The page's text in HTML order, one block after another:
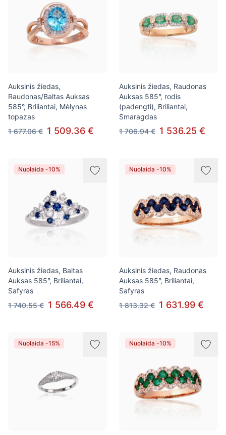
Auksinis žiedas,
Raudonas/Baltas Auksas
585°, Briliantai, Mėlynas
topazas
1 677.06 € 1 509.36 €
Auksinis žiedas, Raudonas
Auksas 585°, rodis
(padengti), Briliantai,
Smaragdas
1 706.94 € 1 536.25 €
Nuolaida -10%
Auksinis žiedas, Baltas
Auksas 585°, Briliantai,
Safyras
1 740.55 € 1 566.49 €
Nuolaida -10%
Auksinis žiedas, Raudonas
Auksas 585°, Briliantai,
Safyras
1 813.32 € 1 631.99 €
Nuolaida -15% Nuolaida -10%